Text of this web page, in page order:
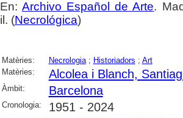
En: Archivo Español de Arte.
il. (Necrológica)
Matèries: Necrologia; Historiadors ; Art
Matèries:
Alcolea i Blanch,
Àmbit: Barcelona
Cronologia: 1951 - 2024